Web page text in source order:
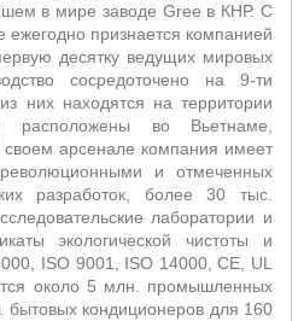
в мире заводе Gree в КНР. С
ежегодно признается компанией
десятку ведущих мировых
сосредоточено на 9-ти
них находятся на территории
расположены во Вьетнаме,
арсенале компания имеет
и отмеченных
разработок, более 30 тыс.
лаборатории и
экологической чистоты и
ISO 9001, ISO 14000, CE, UL
около 5 млн. промышленных
кондиционеров для 160